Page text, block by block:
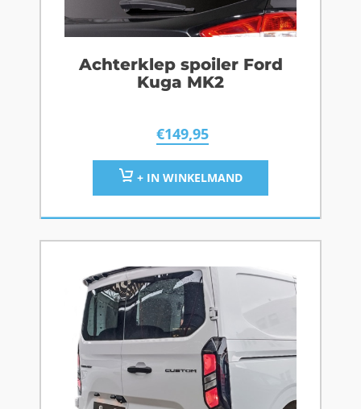
Achterklep spoiler Ford
Kuga MK2
€149,95
+ IN WINKELMAND